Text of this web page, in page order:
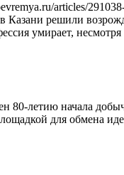
articles/
Казани решили
умирает,
80-летию начала
для обмена